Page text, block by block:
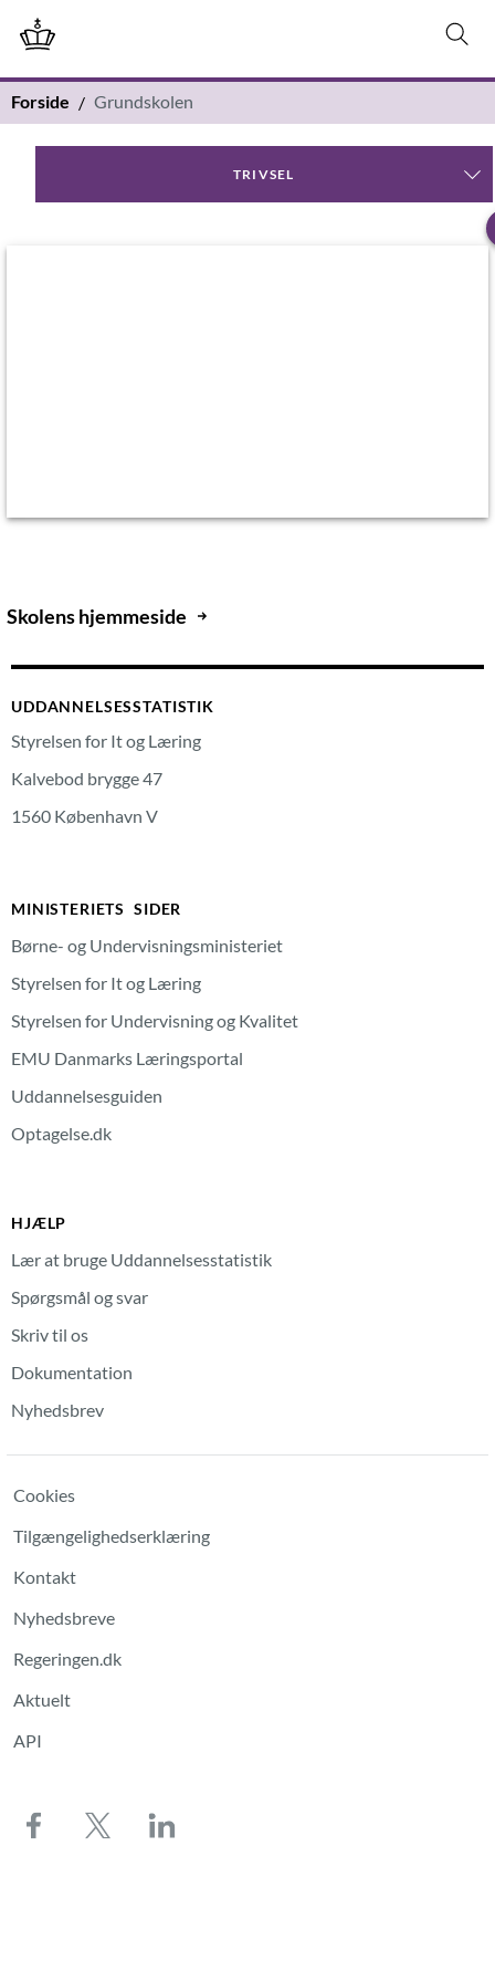
Forside Grundskolen
TRIVSEL
Skolens hjemmeside
UDDANNELSESSTATISTIK
Styrelsen for It og Læring
Kalvebod brygge 47
1560 København V
MINISTERIETS SIDER
Børne- og Undervisningsministeriet
Styrelsen for It og Læring
Styrelsen for Undervisning og Kvalitet
EMU Danmarks Læringsportal
Uddannelsesguiden
Optagelse.dk
HJÆLP
Lær at bruge Uddannelsesstatistik
Spørgsmål og svar
Skriv til os
Dokumentation
Nyhedsbrev
Cookies
Tilgængelighedserklæring
Kontakt
Nyhedsbreve
Regeringen.dk
Aktuelt
API